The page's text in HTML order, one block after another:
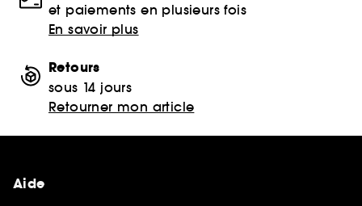
et paiements en plusieurs fois
En savoir plus
Retours
sous 14 jours
Retourner mon article
Aide